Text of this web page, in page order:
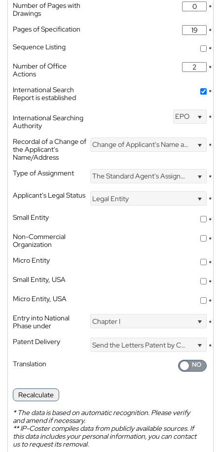
Number of Pages with
Drawings
*
Pages of Specification
*
Sequence Listing
*
Number of Office
Actions
*
International Search
Report is established
*
International Searching
Authority
EPO *
Recordal of a Change of
the Applicant's
Name/Address
Change of Applicant's Name and Address *
Type of Assignment The Standard Agent's Assignment
*
Applicant's Legal Status
Legal Entity
*
Small Entity
*
Non-Commercial
Organization
*
Micro Entity
*
Small Entity, USA
*
Micro Entity, USA
*
Entry into National
Phase under
Chapter I *
Patent Delivery Send the Letters Patent by Courier
*
Translation
Recalculate
*The data is based on automatic recognition. Please verify
and amend if necessary.
**IP-Coster compiles data from publicly available sources. If
this data includes your personal information, you can contact
us to request its removal.